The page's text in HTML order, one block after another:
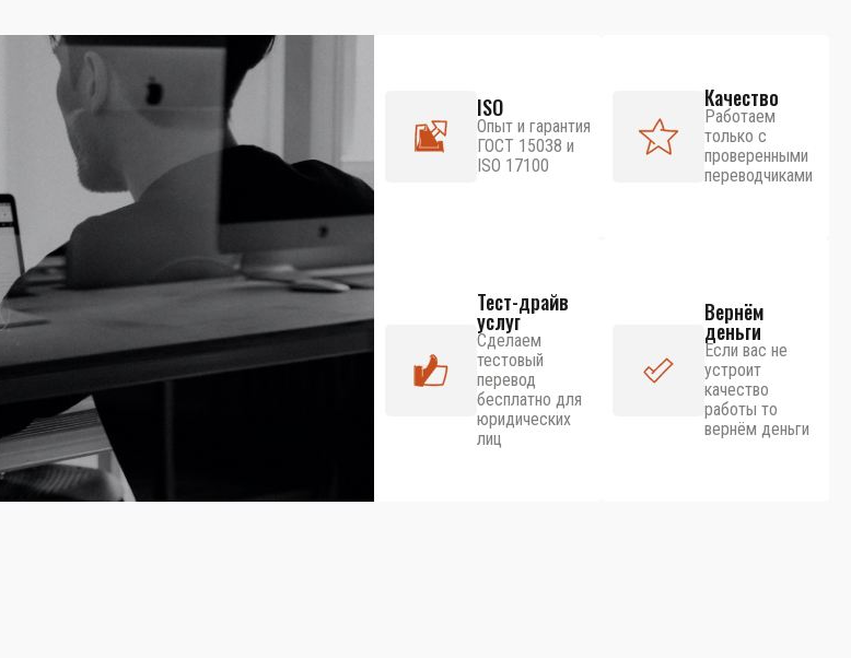
ISO
Опыт и гарантия
ГОСТ 15038 и
ISO 17100
Качество
Работаем
только с
проверенными
переводчиками
Тест-драйв
услуг
Сделаем
тестовый
перевод
бесплатно для
юридических
лиц
Вернём
деньги
Если вас не
устроит
качество
работы то
вернём деньги